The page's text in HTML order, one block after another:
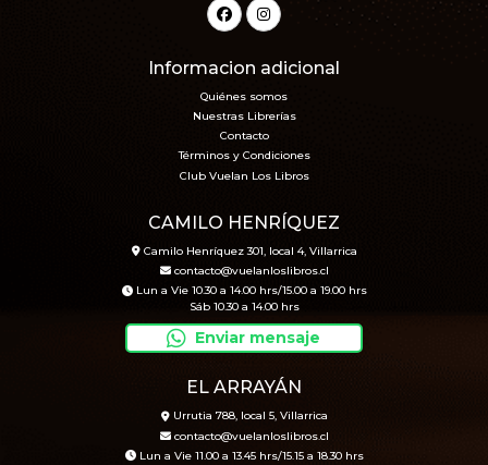
Informacion adicional
Quiénes somos
Nuestras Librerías
Contacto
Términos y Condiciones
Club Vuelan Los Libros
CAMILO HENRÍQUEZ
Camilo Henríquez 301, local 4, Villarrica
contacto@vuelanloslibros.cl
Lun a Vie 10.30 a 14.00 hrs/15.00 a 19.00 hrs
Sáb 10.30 a 14.00 hrs
Enviar mensaje
EL ARRAYÁN
Urrutia 788, local 5, Villarrica
contacto@vuelanloslibros.cl
Lun a Vie 11.00 a 13.45 hrs/15.15 a 18.30 hrs